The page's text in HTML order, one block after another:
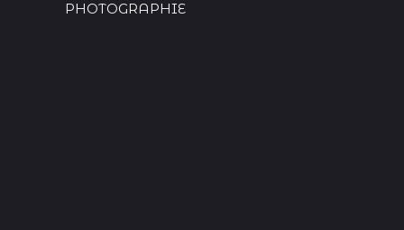
PHOTOGRAPHIE